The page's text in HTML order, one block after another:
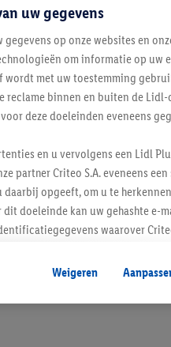
Blijf op de
Inschrijven
uw gegevens
gegevens op onze websites en
om informatie op uw
met uw toestemming
binnen en buiten de Lidl-
deze doeleinden eveneens
en u vervolgens een Lidl
partner Criteo S.A. eveneens
opgeeft, om u te
doeleinde kan uw gehashte e-
waarover
retargeting, d.w.z. advertenties
aan uw winkelmandje toe
Lidl-diensten worden
Weigeren